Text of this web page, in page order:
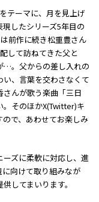
テーマに、月を見上げ
したシリーズ5年目の
前作に続き松重豊さん
して訪ねてきた父と
…。父からの差し入れの
い、言葉を交わさなくて
んが歌う楽曲「三日
そのほかX(Twitter)キ
で、あわせてお楽しみ
ズに柔軟に対応し、進
向けて取り組みなが
してまいります。